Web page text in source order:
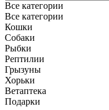
Все категории
Все категории
Кошки
Собаки
Рыбки
Рептилии
Грызуны
Хорьки
Ветаптека
Подарки